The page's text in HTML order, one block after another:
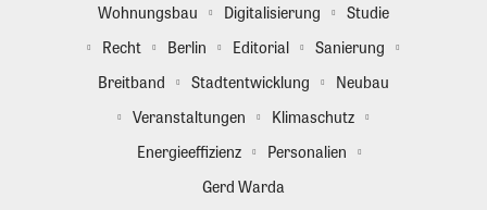
Wohnungsbau
Digitalisierung
Studie
Recht
Berlin Editorial
Sanierung
Breitband
Stadtentwicklung
Neubau
Veranstaltungen
Klimaschutz
Energieeffizienz
Personalien
Gerd Warda